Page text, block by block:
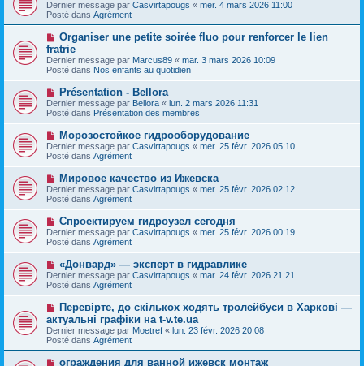
g
e
u
m
e
s
s
a
g
e
u
v
a
u
m
e
s
s
a
g
e
Dernier message par Casvirtapougs « mer. 4 mars 2026 11:00
Posté dans Agrément
N
o
u
v
e
a
m
e
s
s
a
g
e
Organiser une petite soirée fluo pour renforcer le lien
fratrie
Dernier message par Marcus89 « mar. 3 mars 2026 10:09
Posté dans Nos enfants au quotidien
N
o
u
v
e
a
u
m
e
s
a
g
e
Présentation - Bellora
Dernier message par Bellora « lun. 2 mars 2026 11:31
Posté dans Présentation des membres
N
o
u
v
e
a
u
m
e
s
s
a
g
Морозостойкое гидрооборудование
Dernier message par Casvirtapougs « mer. 25 févr. 2026 05:10
Posté dans Agrément
N
o
u
v
a
u
m
e
s
s
a
g
e
Мировое качество из Ижевска
Dernier message par Casvirtapougs « mer. 25 févr. 2026 02:12
Posté dans Agrément
N
o
u
v
a
u
m
e
s
a
g
e
Спроектируем гидроузел сегодня
Dernier message par Casvirtapougs « mer. 25 févr. 2026 00:19
Posté dans Agrément
N
o
u
v
e
a
u
m
e
s
s
«Донвард» — эксперт в гидравлике
Dernier message par Casvirtapougs « mar. 24 févr. 2026 21:21
Posté dans Agrément
N
u
v
e
a
u
Перевірте, до скількох ходять тролейбуси в Харкові —
актуальні графіки на t-v.te.ua
Dernier message par Moetref « lun. 23 févr. 2026 20:08
Posté dans Agrément
Nограждения для ванной ижевск монтаж